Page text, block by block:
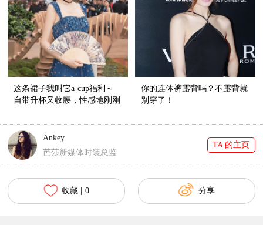
这条裙子我叫它a-cup福利～
自带升杯又收腰，性感地刚刚
你的连体裤露背吗？不露背就
别穿了！
Ankey
芭莎新媒体时装总监
TA 的主页
收藏 | 0 分享